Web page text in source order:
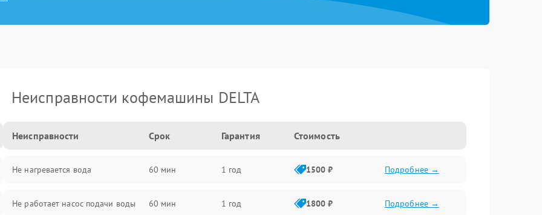
Неисправности кофемашины DELTA
Неисправности Срок Гарантия Стоимость
Не нагревается вода 60 мин 1 год 1500 ₽ Подробнее →
Не работает насос подачи воды 60 мин 1 год 1800 ₽ Подробнее →